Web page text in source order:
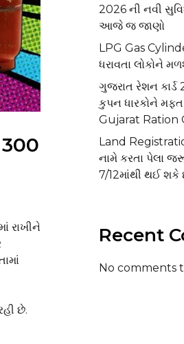
રાખીને
છે.
2026 ની નવી
આજે જ જાણો
LPG Gas
ધરાવતા લોકોને
ગુજરાત રેશન કાર્ડ
કુપન ધારકોને
Gujarat Ration
Land
નામે કરતા પેલા
7/12માંથી થઈ શકે
Recent
No comments